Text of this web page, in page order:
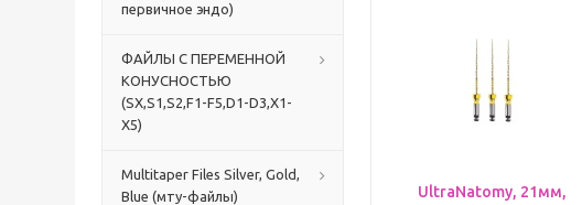
первичное эндо)
ФАЙЛЫ С ПЕРЕМЕННОЙ
КОНУСНОСТЬЮ
(SX,S1,S2,F1-F5,D1-D3,X1-
X5)
Multitaper Files Silver, Gold,
Blue (мту-файлы)
UltraNatomy, 21мм,